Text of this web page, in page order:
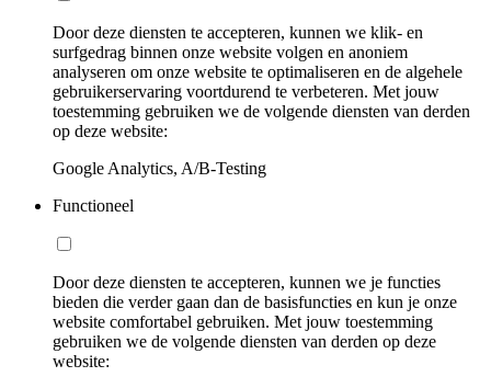
Door deze diensten te accepteren, kunnen we klik- en
surfgedrag binnen onze website volgen en anoniem
analyseren om onze website te optimaliseren en de algehele
gebruikerservaring voortdurend te verbeteren. Met jouw
toestemming gebruiken we de volgende diensten van derden
op deze website:
Google Analytics, A/B-Testing
Functioneel
Door deze diensten te accepteren, kunnen we je functies
bieden die verder gaan dan de basisfuncties en kun je onze
website comfortabel gebruiken. Met jouw toestemming
gebruiken we de volgende diensten van derden op deze
website: